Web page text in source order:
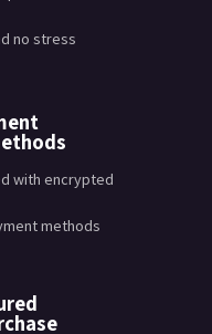
no stress.
with encrypted
methods.